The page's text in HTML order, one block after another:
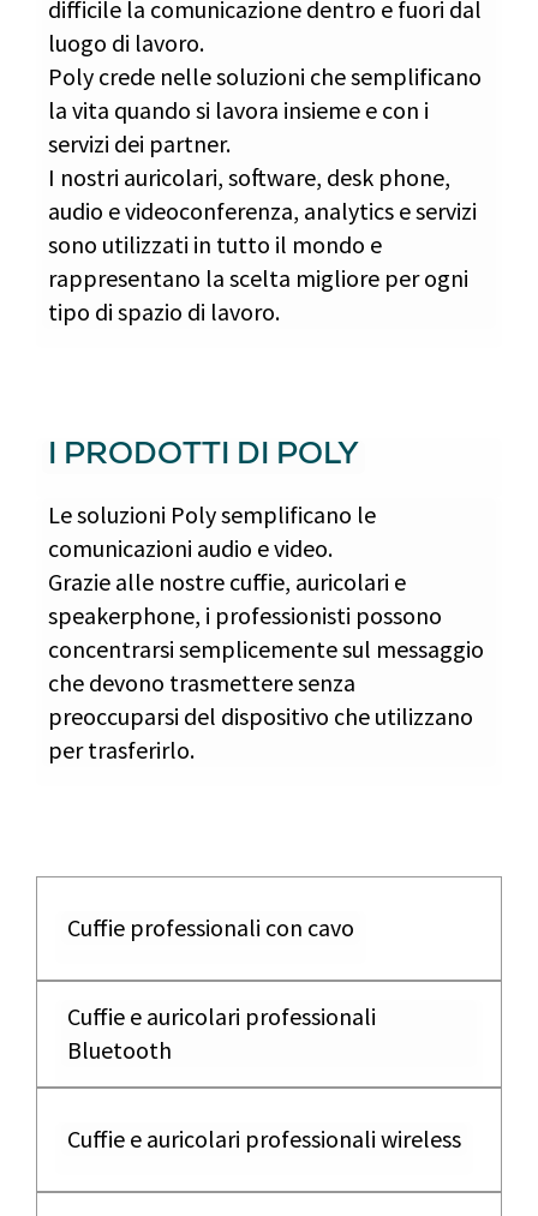
difficile la comunicazione dentro e fuori dal
luogo di lavoro.
Poly crede nelle soluzioni che semplificano
la vita quando si lavora insieme e con i
servizi dei partner.
I nostri auricolari, software, desk phone,
audio e videoconferenza, analytics e servizi
sono utilizzati in tutto il mondo e
rappresentano la scelta migliore per ogni
tipo di spazio di lavoro.
I PRODOTTI DI POLY
Le soluzioni Poly semplificano le
comunicazioni audio e video.
Grazie alle nostre cuffie, auricolari e
speakerphone, i professionisti possono
concentrarsi semplicemente sul messaggio
che devono trasmettere senza
preoccuparsi del dispositivo che utilizzano
per trasferirlo.
Cuffie professionali con cavo
Cuffie e auricolari professionali
Bluetooth
Cuffie e auricolari professionali wireless